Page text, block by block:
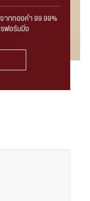
ากทองคำ 99.99%
รฟอร์มมิ่ง